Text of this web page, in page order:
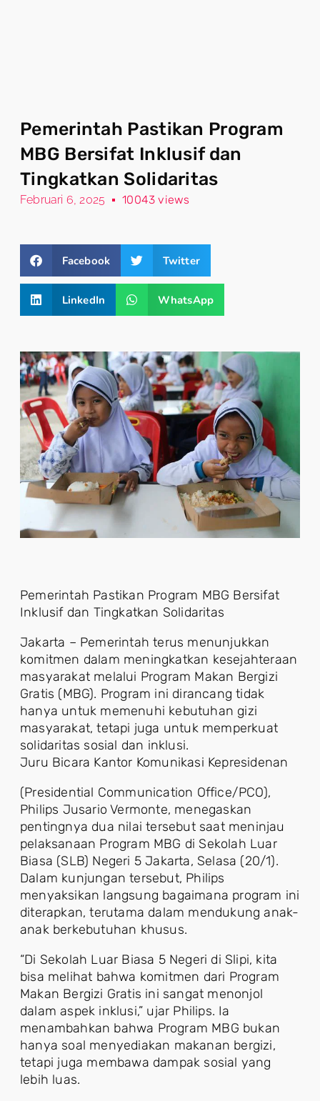
Pemerintah Pastikan Program
MBG Bersifat Inklusif dan
Tingkatkan Solidaritas
Februari 6, 2025 10043 views
Facebook Twitter
LinkedIn WhatsApp
Pemerintah Pastikan Program MBG Bersifat
Inklusif dan Tingkatkan Solidaritas
Jakarta – Pemerintah terus menunjukkan
komitmen dalam meningkatkan kesejahteraan
masyarakat melalui Program Makan Bergizi
Gratis (MBG). Program ini dirancang tidak
hanya untuk memenuhi kebutuhan gizi
masyarakat, tetapi juga untuk memperkuat
solidaritas sosial dan inklusi.
Juru Bicara Kantor Komunikasi Kepresidenan
(Presidential Communication Office/PCO),
Philips Jusario Vermonte, menegaskan
pentingnya dua nilai tersebut saat meninjau
pelaksanaan Program MBG di Sekolah Luar
Biasa (SLB) Negeri 5 Jakarta, Selasa (20/1).
Dalam kunjungan tersebut, Philips
menyaksikan langsung bagaimana program ini
diterapkan, terutama dalam mendukung anak-
anak berkebutuhan khusus.
“Di Sekolah Luar Biasa 5 Negeri di Slipi, kita
bisa melihat bahwa komitmen dari Program
Makan Bergizi Gratis ini sangat menonjol
dalam aspek inklusi,” ujar Philips. Ia
menambahkan bahwa Program MBG bukan
hanya soal menyediakan makanan bergizi,
tetapi juga membawa dampak sosial yang
lebih luas.